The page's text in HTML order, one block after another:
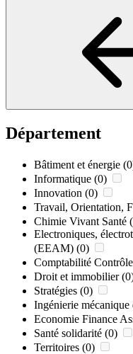
Département
Bâtiment et énergie
Informatique (0)
Innovation (0)
Travail, Orientation,
Chimie Vivant Santé
Electroniques,
(EEAM) (0)
Comptabilité
Droit et immobilier
Stratégies (0)
Ingénierie mécanique
Economie Finance
Santé solidarité (0)
Territoires (0)